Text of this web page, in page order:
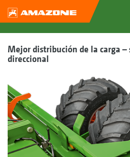
Mejor distribución de la carga –
direccional